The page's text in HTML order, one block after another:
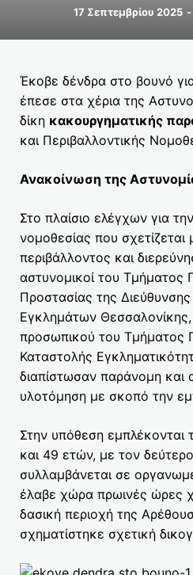
17 Σεπτεμβρίου 2025 -
Έκοβε δένδρα στο βουνό
έπεσε στα χέρια της
δίκη κακουργηματικής
και Περιβαλλοντικής
Ανακοίνωση της
Στο πλαίσιο ελέγχων για
νομοθεσίας που
περιβάλλοντος και
αστυνομικοί του Τμήματος
Προστασίας της
Εγκλημάτων
προσωπικού του Τμήματος
Καταστολής
διαπίστωσαν παράνομη και
υλοτόμηση με σκοπό την
Στην υπόθεση εμπλέκονται
και 49 ετών, με τον
συλλαμβάνεται σε
έλαβε χώρα πρωινές ώρες
δασική περιοχή της
σχηματίστηκε σχετική